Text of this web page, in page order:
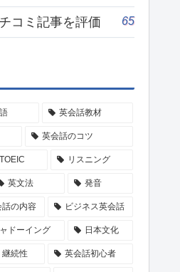
コミ記事を評価 65
英会話教材
英会話のコツ
TOEIC リスニング
英文法 発音
話の内容 ビジネス英会話
ドーイング 日本文化
継続性 英会話初心者